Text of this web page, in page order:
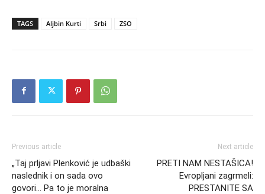
TAGS Aljbin Kurti Srbi ZSO
Previous article
„Taj prljavi Plenković je udbaški
naslednik i on sada ovo
govori… Pa to je moralna
Next article
PRETI NAM NESTAŠICA!
Evropljani zagrmeli:
PRESTANITE SA